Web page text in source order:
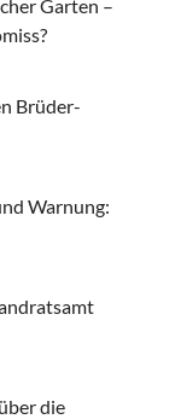
Garten –
Brüder-
Warnung:
die